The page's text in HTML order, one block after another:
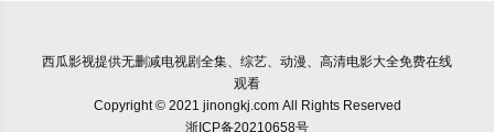
西瓜影视提供无删减电视剧全集、综艺、动漫、高清电影大全免费在线
观看
Copyright © 2021 jinongkj.com All Rights Reserved
浙ICP备20210658号